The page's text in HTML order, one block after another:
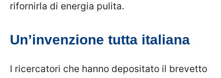
rifornirla di energia pulita.
Un’invenzione tutta italiana
I ricercatori che hanno depositato il brevetto